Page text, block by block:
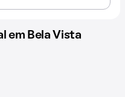
em Bela Vista